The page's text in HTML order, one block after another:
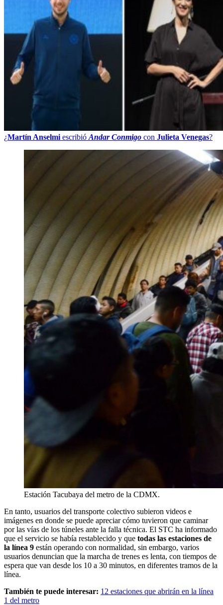
¿Martín Anselmi escribió Andar Conmigo con Julieta Venegas?
Estación Tacubaya del metro de la CDMX.
En tanto, usuarios del transporte colectivo subieron videos e
imágenes en donde se puede apreciar cómo tuvieron que caminar
por las vías de los túneles ante la falla técnica. El STC ha informado
que el servicio se había restablecido y que todas las estaciones de
la línea 9 están operando con normalidad, sin embargo, varios
usuarios denuncian que la marcha de trenes es lenta, con tiempos de
espera que van desde los 10 a 30 minutos, en diferentes tramos de la
línea.
También te puede interesar: 12 estaciones que abrirán en la línea
1 del metro